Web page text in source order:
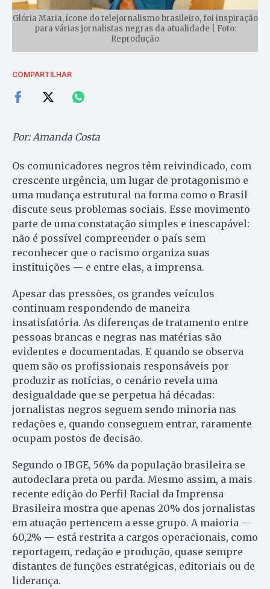
Glória Maria, ícone do telejornalismo brasileiro, foi inspiração
para várias jornalistas negras da atualidade | Foto:
Reprodução
COMPARTILHAR
Por: Amanda Costa
Os comunicadores negros têm reivindicado, com
crescente urgência, um lugar de protagonismo e
uma mudança estrutural na forma como o Brasil
discute seus problemas sociais. Esse movimento
parte de uma constatação simples e inescapável:
não é possível compreender o país sem
reconhecer que o racismo organiza suas
instituições — e entre elas, a imprensa.
Apesar das pressões, os grandes veículos
continuam respondendo de maneira
insatisfatória. As diferenças de tratamento entre
pessoas brancas e negras nas matérias são
evidentes e documentadas. E quando se observa
quem são os profissionais responsáveis por
produzir as notícias, o cenário revela uma
desigualdade que se perpetua há décadas:
jornalistas negros seguem sendo minoria nas
redações e, quando conseguem entrar, raramente
ocupam postos de decisão.
Segundo o IBGE, 56% da população brasileira se
autodeclara preta ou parda. Mesmo assim, a mais
recente edição do Perfil Racial da Imprensa
Brasileira mostra que apenas 20% dos jornalistas
em atuação pertencem a esse grupo. A maioria —
60,2% — está restrita a cargos operacionais, como
reportagem, redação e produção, quase sempre
distantes de funções estratégicas, editoriais ou de
liderança.